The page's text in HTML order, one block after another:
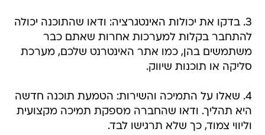
3. בדקו את יכולות האינטגרציה: ודאו שהתוכנה יכולה
להתחבר בקלות למערכות אחרות שאתם כבר
משתמשים בהן, כמו אתר האינטרנט שלכם, מערכת
סליקה או תוכנות שיווק.
4. שאלו על התמיכה והשירות: הטמעת תוכנה חדשה
היא תהליך. ודאו שהחברה מספקת תמיכה מקצועית
וליווי צמוד, כך שלא תרגישו לבד.